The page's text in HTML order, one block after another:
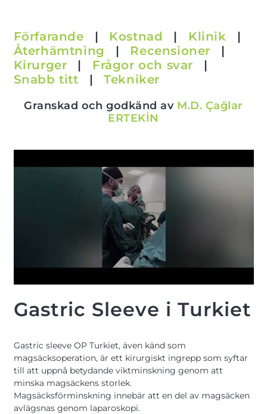
Förfarande | Kostnad | Klinik
|
Återhämtning
| Recensioner
|
Kirurger
| Frågor och svar
|
Snabb titt
| Tekniker
Granskad och godkänd av M.D. Çağlar
ERTEKİN
Gastric Sleeve i Turkiet
Gastric sleeve OP Turkiet, även känd som
magsäcksoperation, är ett kirurgiskt ingrepp som syftar
till att uppnå betydande viktminskning genom att
minska magsäckens storlek.
Magsäcksförminskning innebär att en del av magsäcken
avlägsnas genom laparoskopi.